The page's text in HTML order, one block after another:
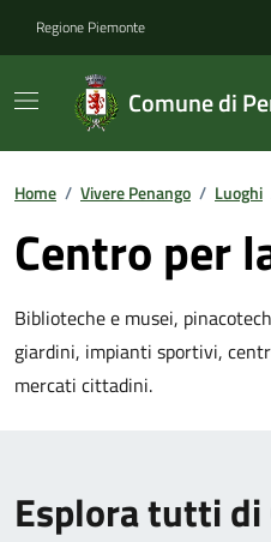
Regione Piemonte
Comune di
Home / Vivere Penango / Luoghi
Centro per
Biblioteche e musei,
giardini, impianti sportivi,
mercati cittadini.
Esplora tutti di